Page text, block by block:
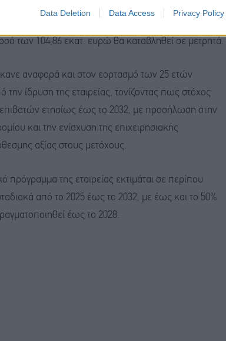
Data Deletion Data Access Privacy Policy
μικτό μέρισμα 0,66 ευρώ ανά μετοχή, εκ των
Προγράμματος Επανεπένδυσης
των 104,86 εκατ. ευρώ θα καταβληθεί σε μετρητά.
αναφορά και στον εορτασμό των 25 ετών
ίδρυση της εταιρείας, τονίζοντας πως στόχος
επιβατών ετησίως έως το 2032, με προσήλωση στην
και την ενίσχυση της επιχειρησιακής
αξίας στους μετόχους.
πρόγραμμα της εταιρείας εκτιμάται σε περίπου
από το 2025 έως το 2032, με έως και το 50%
έως το 2028.